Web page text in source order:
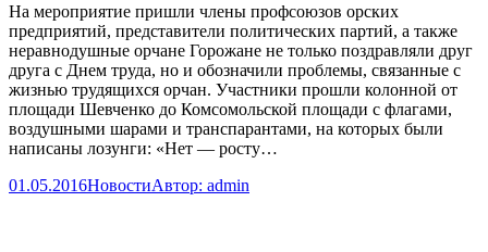
На мероприятие пришли члены профсоюзов орских
предприятий, представители политических партий, а также
неравнодушные орчане Горожане не только поздравляли друг
друга с Днем труда, но и обозначили проблемы, связанные с
жизнью трудящихся орчан. Участники прошли колонной от
площади Шевченко до Комсомольской площади с флагами,
воздушными шарами и транспарантами, на которых были
написаны лозунги: «Нет — росту…
01.05.2016НовостиАвтор: admin